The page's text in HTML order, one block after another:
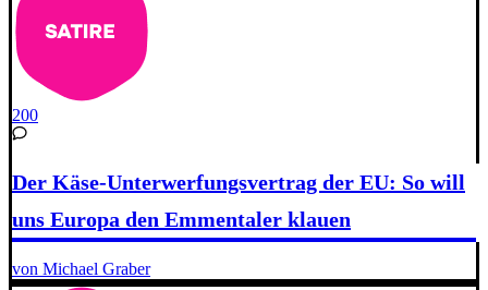
200
Der Käse-Unterwerfungsvertrag der EU: So will
uns Europa den Emmentaler klauen
von Michael Graber